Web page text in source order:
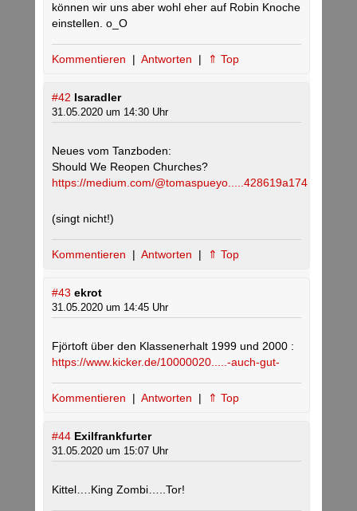
können wir uns aber wohl eher auf Robin Knoche
einstellen. o_O
Kommentieren | Antworten | ⇑ Top
#42 Isaradler
31.05.2020 um 14:30 Uhr
Neues vom Tanzboden:
Should We Reopen Churches?
https://medium.com/@tomaspueyo.....428619a174
(singt nicht!)
Kommentieren | Antworten | ⇑ Top
#43 ekrot
31.05.2020 um 14:45 Uhr
Fjörtoft über den Klassenerhalt 1999 und 2000 :
https://www.kicker.de/10000020.....-auch-gut-
Kommentieren | Antworten | ⇑ Top
#44 Exilfrankfurter
31.05.2020 um 15:07 Uhr
Kittel….King Zombi…..Tor!